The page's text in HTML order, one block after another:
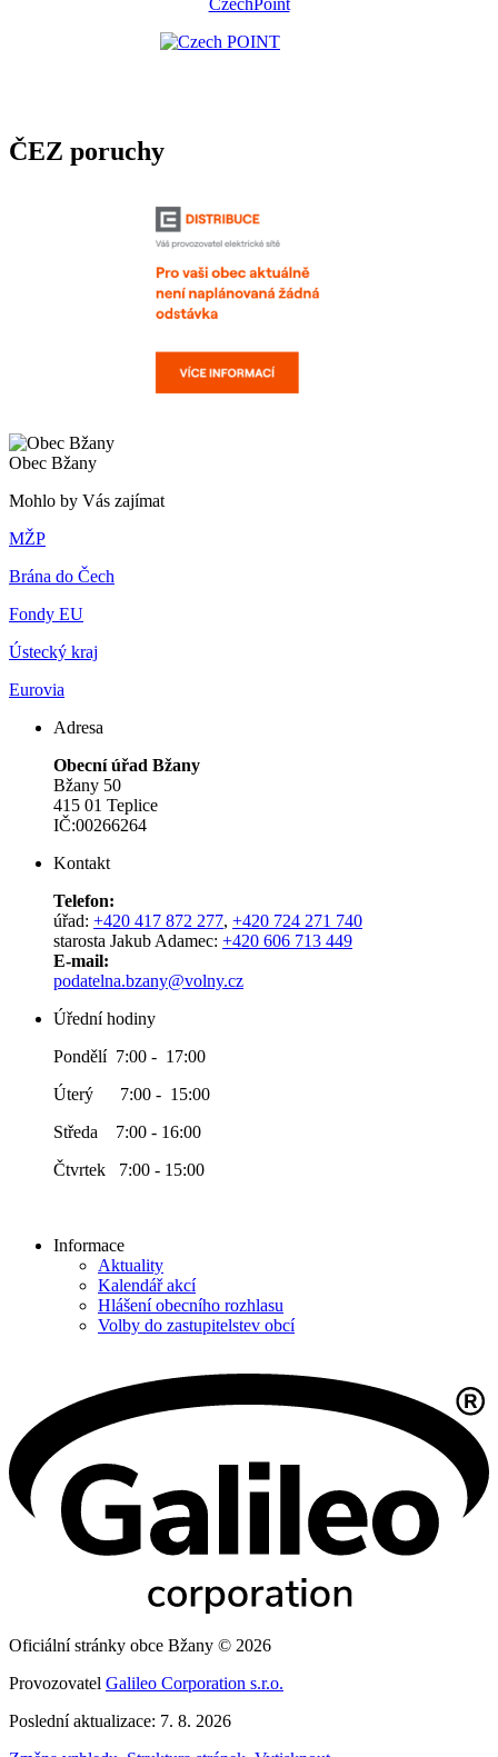
CzechPoint
ČEZ poruchy
Obec Bžany
Mohlo by Vás zajímat
MŽP
Brána do Čech
Fondy EU
Ústecký kraj
Eurovia
Adresa
Obecní úřad Bžany
Bžany 50
415 01 Teplice
IČ:00266264
Kontakt
Telefon:
úřad: +420 417 872 277, +420 724 271 740
starosta Jakub Adamec: +420 606 713 449
E-mail:
podatelna.bzany@volny.cz
Úřední hodiny
Pondělí 7:00 - 17:00
Úterý 7:00 - 15:00
Středa 7:00 - 16:00
Čtvrtek 7:00 - 15:00
Informace
Aktuality
Kalendář akcí
Hlášení obecního rozhlasu
Volby do zastupitelstev obcí
Oficiální stránky obce Bžany © 2026
Provozovatel Galileo Corporation s.r.o.
Poslední aktualizace: 7. 8. 2026